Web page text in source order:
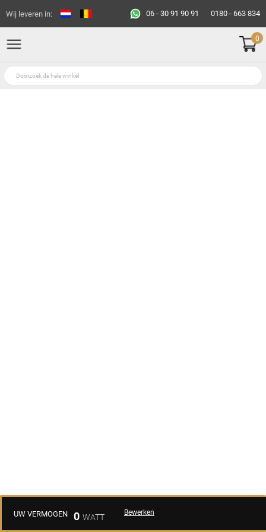
Wij leveren in: 06 - 30 91 90 91 0180 - 663 834
0
UW VERMOGEN 0 Bewerken